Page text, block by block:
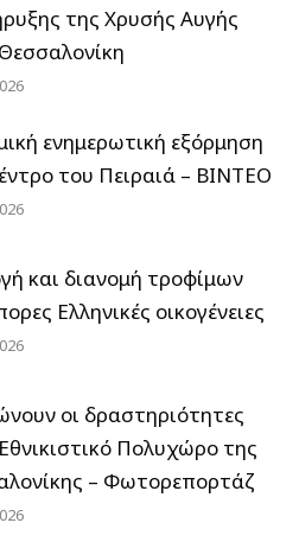
της Χρυσής Αυγής
ενημερωτική εξόρμηση
του Πειραιά – ΒΙΝΤΕΟ
και διανομή τροφίμων
Ελληνικές οικογένειες
οι δραστηριότητες
Πολυχώρο της
– Φωτορεπορτάζ